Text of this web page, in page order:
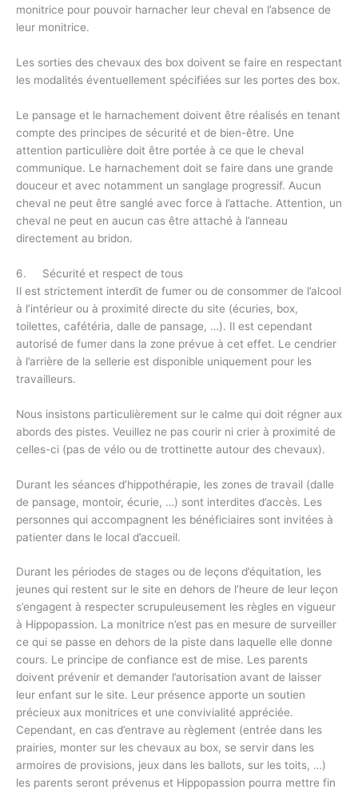
monitrice pour pouvoir harnacher leur cheval en l’absence de
leur monitrice.
Les sorties des chevaux des box doivent se faire en respectant
les modalités éventuellement spécifiées sur les portes des box.
Le pansage et le harnachement doivent être réalisés en tenant
compte des principes de sécurité et de bien-être. Une
attention particulière doit être portée à ce que le cheval
communique. Le harnachement doit se faire dans une grande
douceur et avec notamment un sanglage progressif. Aucun
cheval ne peut être sanglé avec force à l’attache. Attention, un
cheval ne peut en aucun cas être attaché à l’anneau
directement au bridon.
6. Sécurité et respect de tous
Il est strictement interdit de fumer ou de consommer de l’alcool
à l’intérieur ou à proximité directe du site (écuries, box,
toilettes, cafétéria, dalle de pansage, …). Il est cependant
autorisé de fumer dans la zone prévue à cet effet. Le cendrier
à l’arrière de la sellerie est disponible uniquement pour les
travailleurs.
Nous insistons particulièrement sur le calme qui doit régner aux
abords des pistes. Veuillez ne pas courir ni crier à proximité de
celles-ci (pas de vélo ou de trottinette autour des chevaux).
Durant les séances d’hippothérapie, les zones de travail (dalle
de pansage, montoir, écurie, …) sont interdites d’accès. Les
personnes qui accompagnent les bénéficiaires sont invitées à
patienter dans le local d’accueil.
Durant les périodes de stages ou de leçons d’équitation, les
jeunes qui restent sur le site en dehors de l’heure de leur leçon
s’engagent à respecter scrupuleusement les règles en vigueur
à Hippopassion. La monitrice n’est pas en mesure de surveiller
ce qui se passe en dehors de la piste dans laquelle elle donne
cours. Le principe de confiance est de mise. Les parents
doivent prévenir et demander l’autorisation avant de laisser
leur enfant sur le site. Leur présence apporte un soutien
précieux aux monitrices et une convivialité appréciée.
Cependant, en cas d’entrave au règlement (entrée dans les
prairies, monter sur les chevaux au box, se servir dans les
armoires de provisions, jeux dans les ballots, sur les toits, …)
les parents seront prévenus et Hippopassion pourra mettre fin